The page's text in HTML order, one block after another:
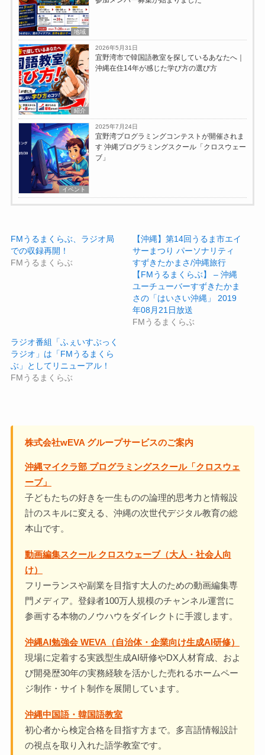
地域
紹介
2026年5月31日
宜野湾市で韓国語教室を探しているあなたへ｜
沖縄在住14年が感じた学び方の選び方
イベント
2025年7月24日
宜野湾プログラミングコンテストが開催されま
す 沖縄プログラミングスクール「クロスウェー
ブ」
FMうるまくらぶ、ラジオ局
での収録再開！
FMうるまくらぶ
【沖縄】第14回うるま市エイ
サーまつり パーソナリティ
すずきたかまさ/沖縄旅行
【FMうるまくらぶ】 – 沖縄
ユーチューバーすずきたかま
さの「はいさい沖縄」 2019
年08月21日放送
FMうるまくらぶ
ラジオ番組「ふぇいすぶっく
ラジオ」は「FMうるまくら
ぶ」としてリニューアル！
FMうるまくらぶ
株式会社wEVA グループサービスのご案内
沖縄マイクラ部 プログラミングスクール「クロスウェ
ーブ」
子どもたちの好きを一生ものの論理的思考力と情報設
計のスキルに変える、沖縄の次世代デジタル教育の総
本山です。
動画編集スクール クロスウェーブ（大人・社会人向
け）
フリーランスや副業を目指す大人のための動画編集専
門メディア。登録者100万人規模のチャンネル運営に
参画する本物のノウハウをダイレクトに手渡します。
沖縄AI勉強会 WEVA（自治体・企業向け生成AI研修）
現場に定着する実践型生成AI研修やDX人材育成、およ
び開発歴30年の実務経験を活かした売れるホームペー
ジ制作・サイト制作を展開しています。
沖縄中国語・韓国語教室
初心者から検定合格を目指す方まで。多言語情報設計
の視点を取り入れた語学教室です。